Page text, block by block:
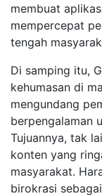
membuat
mempercepat
tengah
Di samping itu,
kehumasan di
mengundang
berpengalaman
Tujuannya, tak
konten yang
masyarakat.
birokrasi